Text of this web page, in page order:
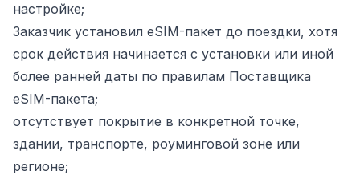
настройке;
Заказчик установил eSIM-пакет до поездки, хотя
срок действия начинается с установки или иной
более ранней даты по правилам Поставщика
eSIM-пакета;
отсутствует покрытие в конкретной точке,
здании, транспорте, роуминговой зоне или
регионе;